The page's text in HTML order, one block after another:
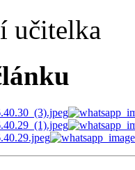
učitelka